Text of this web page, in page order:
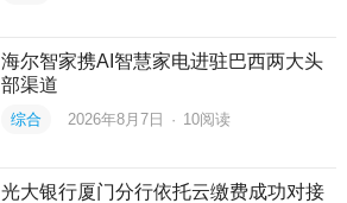
海尔智家携AI智慧家电进驻巴西两大头
部渠道
综合 2026年8月7日 · 10阅读
光大银行厦门分行依托云缴费成功对接